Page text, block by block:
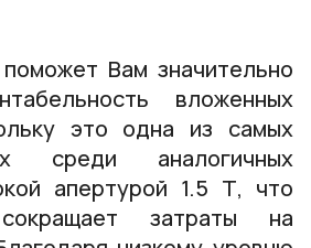
Вам значительно
вложенных
это одна из самых
среди аналогичных
апертурой 1.5 Т, что
затраты на